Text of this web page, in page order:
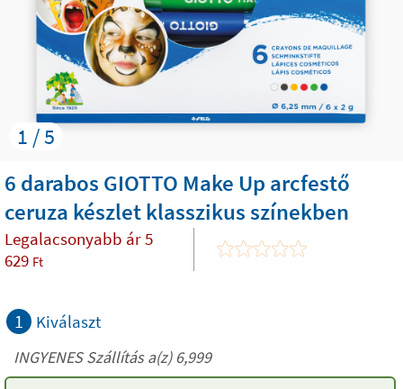
1 / 5
6 darabos GIOTTO Make Up arcfestő
ceruza készlet klasszikus színekben
Legalacsonyabb ár5
629 Ft
1 Kiválaszt
INGYENES Szállítás a(z) 6,999